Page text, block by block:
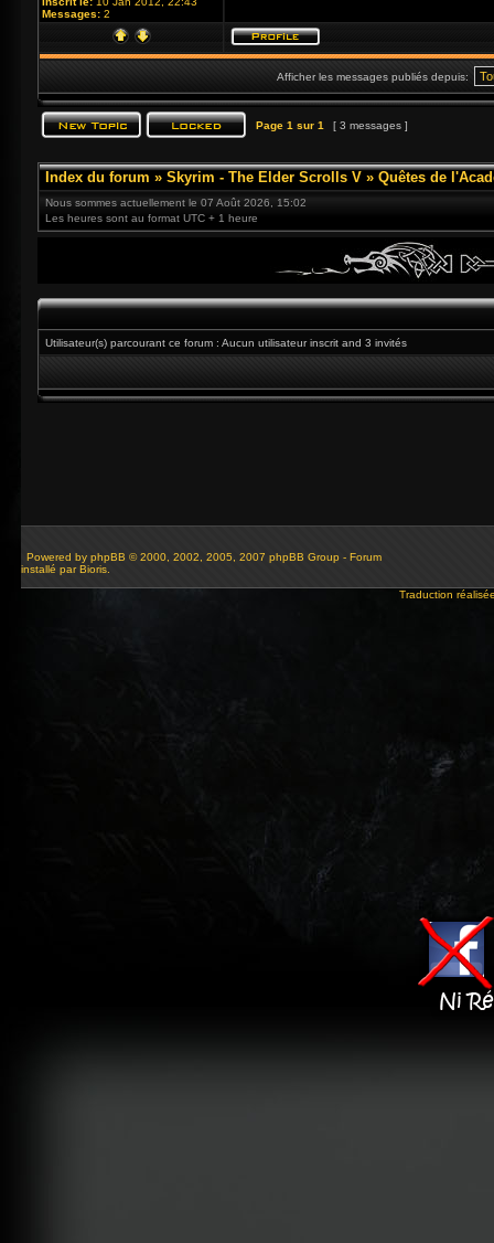
Messages: 2
Afficher les messages publiés depuis:
Page 1 sur 1 [ 3 messages ]
Index du forum » Skyrim - The Elder Scrolls V » Quêtes de
Nous sommes actuellement le 07 Août 2026, 15:02
Les heures sont au format UTC + 1 heure
Utilisateur(s) parcourant ce forum : Aucun utilisateur inscrit and 3 invités
Powered by phpBB © 2000, 2002, 2005, 2007 phpBB Group - Forum
installé par Bioris.
Traduction